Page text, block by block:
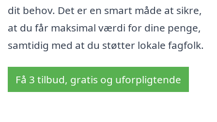
dit behov. Det er en smart måde at sikre,
at du får maksimal værdi for dine penge,
samtidig med at du støtter lokale fagfolk.
Få 3 tilbud, gratis og uforpligtende